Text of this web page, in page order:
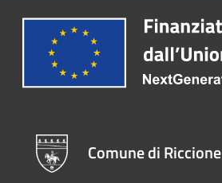
Comune di Riccione